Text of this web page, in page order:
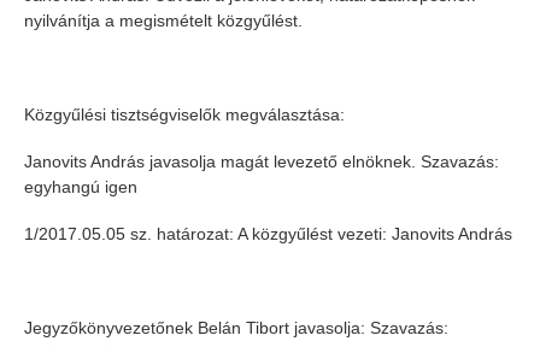
nyilvánítja a megismételt közgyűlést.
Közgyűlési tisztségviselők megválasztása:
Janovits András javasolja magát levezető elnöknek. Szavazás:
egyhangú igen
1/2017.05.05 sz. határozat: A közgyűlést vezeti: Janovits András
Jegyzőkönyvezetőnek Belán Tibort javasolja: Szavazás: